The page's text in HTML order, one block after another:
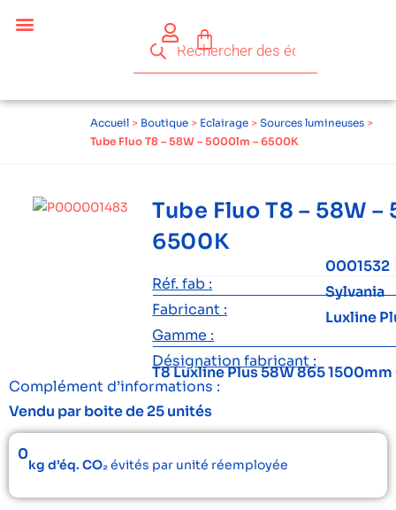
Accueil > Boutique > Eclairage > Sources lumineuses >
Tube Fluo T8 – 58W – 5000lm – 6500K
Tube Fluo T8 – 58W
6500K
Réf. fab :
0001532
Fabricant :
Sylvania
Gamme :
Luxline
Désignation fabricant :
T8 Luxline Plus 58W 865 1500mm
Complément d’informations :
Vendu par boite de 25 unités
0
kg d’éq. CO₂évités par unité réemployée